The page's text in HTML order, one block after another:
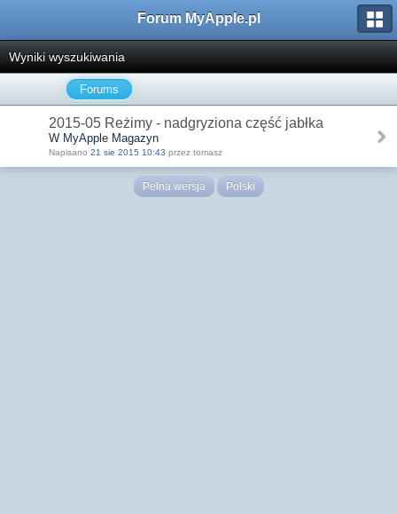
Forum MyApple.pl
Wyniki wyszukiwania
Forums
2015-05 Reżimy - nadgryziona część jabłka
W MyApple Magazyn
Napisano 21 sie 2015 10:43 przez tomasz
Pełna wersja Polski